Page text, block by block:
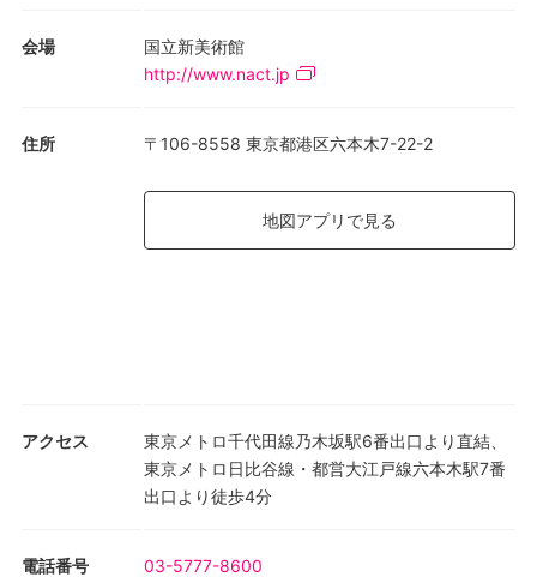
会場
国立新美術館
http://www.nact.jp
住所 〒106-8558 東京都港区六本木7-22-2
地図アプリで見る
アクセス
東京メトロ千代田線乃木坂駅6番出口より直結、
東京メトロ日比谷線・都営大江戸線六本木駅7番
出口より徒歩4分
電話番号 03-5777-8600